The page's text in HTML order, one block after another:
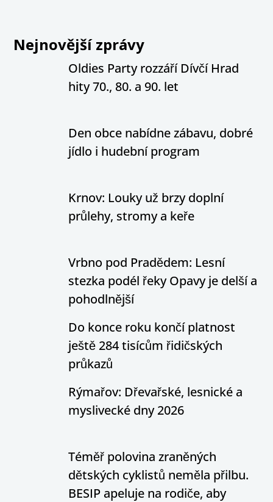
Nejnovější zprávy
Oldies Party rozzáří Dívčí Hrad
hity 70., 80. a 90. let
Den obce nabídne zábavu, dobré
jídlo i hudební program
Krnov: Louky už brzy doplní
průlehy, stromy a keře
Vrbno pod Pradědem: Lesní
stezka podél řeky Opavy je delší a
pohodlnější
Do konce roku končí platnost
ještě 284 tisícům řidičských
průkazů
Rýmařov: Dřevařské, lesnické a
myslivecké dny 2026
Téměř polovina zraněných
dětských cyklistů neměla přilbu.
BESIP apeluje na rodiče, aby